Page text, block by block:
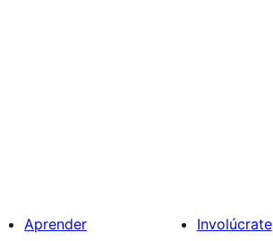
Aprender
Involúcrate